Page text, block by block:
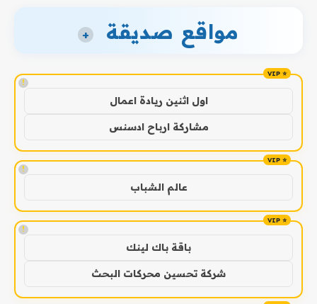
مواقع صديقة +
!
اول اثنين ريادة اعمال
مشاركة ارباح ادسنس
!
عالم الشباب
!
باقة باك لينك
شركة تحسين محركات البحث